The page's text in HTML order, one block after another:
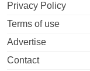
Privacy Policy
Terms of use
Advertise
Contact